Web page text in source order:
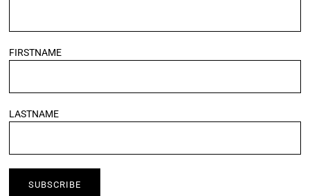
FIRSTNAME
LASTNAME